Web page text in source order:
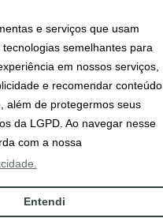
e serviços que usam
semelhantes para
em nossos serviços,
e recomendar conteúdo
além de protegermos seus
da LGPD. Ao navegar nesse
com a nossa
Entendi